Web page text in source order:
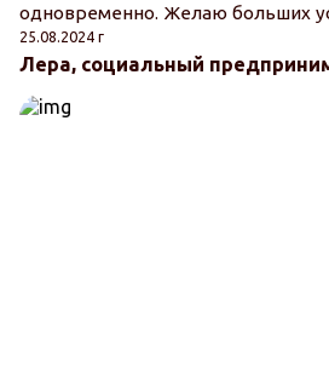
одновременно. Желаю больших
25.08.2024 г
Лера, социальный